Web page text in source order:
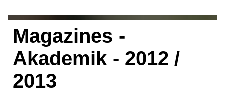
Magazines -
Akademik - 2012 /
2013